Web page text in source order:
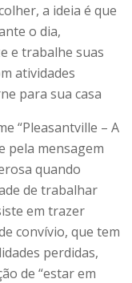
a ideia é que
o dia,
e trabalhe suas
atividades
para sua casa
“Pleasantville – A
pela mensagem
quando
de trabalhar
em trazer
convívio, que tem
perdidas,
de “estar em